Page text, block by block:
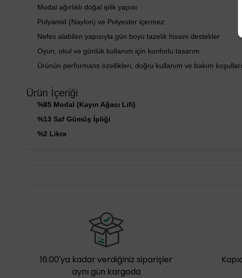
Modal ağırlıklı doğal iplik yapısı
Polyamid (Naylon) ve Polyester içermez
Nefes alabilen yapısıyla gün boyu tazelik hissini destekler
Oyun, okul ve günlük kullanım için konforlu tasarım
Ürünün performans özellikleri, doğru kullanım ve bakım
Ürün İçeriği
%85 Modal (Kayın Ağacı Lifi)
%13 Saf Gümüş İpliği
%2 Likra
16:00'ya kadar verdiğiniz siparişler
aynı gün kargoda